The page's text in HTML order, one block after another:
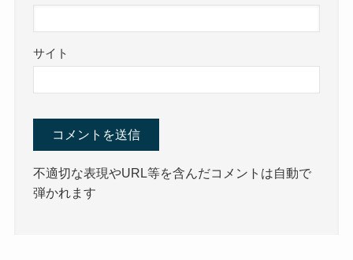
サイト
不適切な表現やURL等を含んだコメントは自動で
弾かれます